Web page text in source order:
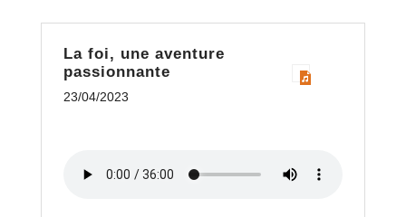
La foi, une aventure
passionnante
23/04/2023